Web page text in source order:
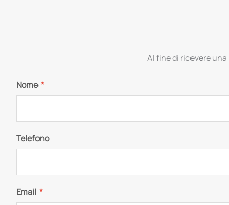
Al fine di ricevere
Nome*
Telefono
Email *